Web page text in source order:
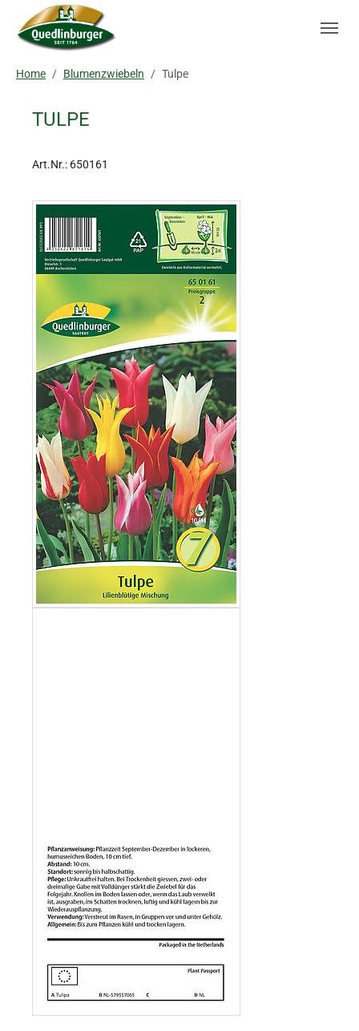
Skip to main navigation
Zum Hauptinhalt springen
Skip to page footer
Home Blumenzwiebeln Tulpe
TULPE
Art.Nr.: 650161